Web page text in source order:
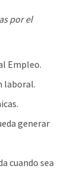
por el
Empleo.
laboral.
generar
cuando sea